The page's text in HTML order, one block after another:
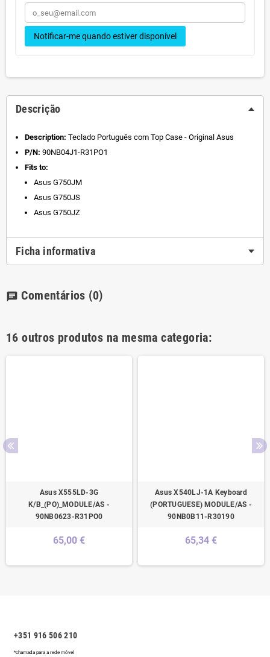
Notificar-me quando estiver disponível
Descrição
Description: Teclado Português com Top Case - Original Asus
P/N: 90NB04J1-R31PO1
Fits to:
Asus G750JM
Asus G750JS
Asus G750JZ
Ficha informativa
chat Comentários (0)
16 outros produtos na mesma categoria:
Asus X555LD-3G
K/B_(PO)_MODULE/AS -
90NB0623-R31PO0
65,00 €
Asus X540LJ-1A Keyboard
(PORTUGUESE) MODULE/AS -
90NB0B11-R30190
65,34 €
+351 916 506 210
*chamada para a rede móvel